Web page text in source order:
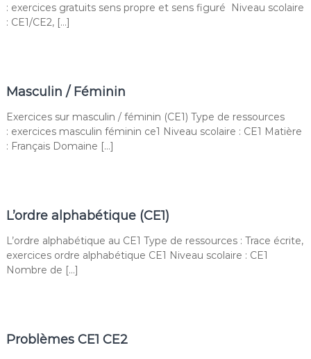
: exercices gratuits sens propre et sens figuré Niveau scolaire
: CE1/CE2, […]
Masculin / Féminin
Exercices sur masculin / féminin (CE1) Type de ressources
: exercices masculin féminin ce1 Niveau scolaire : CE1 Matière
: Français Domaine […]
L’ordre alphabétique (CE1)
L’ordre alphabétique au CE1 Type de ressources : Trace écrite,
exercices ordre alphabétique CE1 Niveau scolaire : CE1
Nombre de […]
Problèmes CE1 CE2